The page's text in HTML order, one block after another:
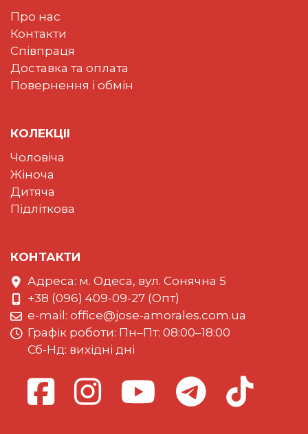
Про нас
Контакти
Співпраця
Доставка та оплата
Повернення і обмін
КОЛЕКЦII
Чоловіча
Жіноча
Дитяча
Підліткова
КОНТАКТИ
Адреса: м. Одеса, вул. Сонячна 5
+38 (096) 409-09-27 (Опт)
e-mail: office@jose-amorales.com.ua
Графiк роботи: Пн–Пт: 08:00–18:00
Сб-Нд: вихідні дні